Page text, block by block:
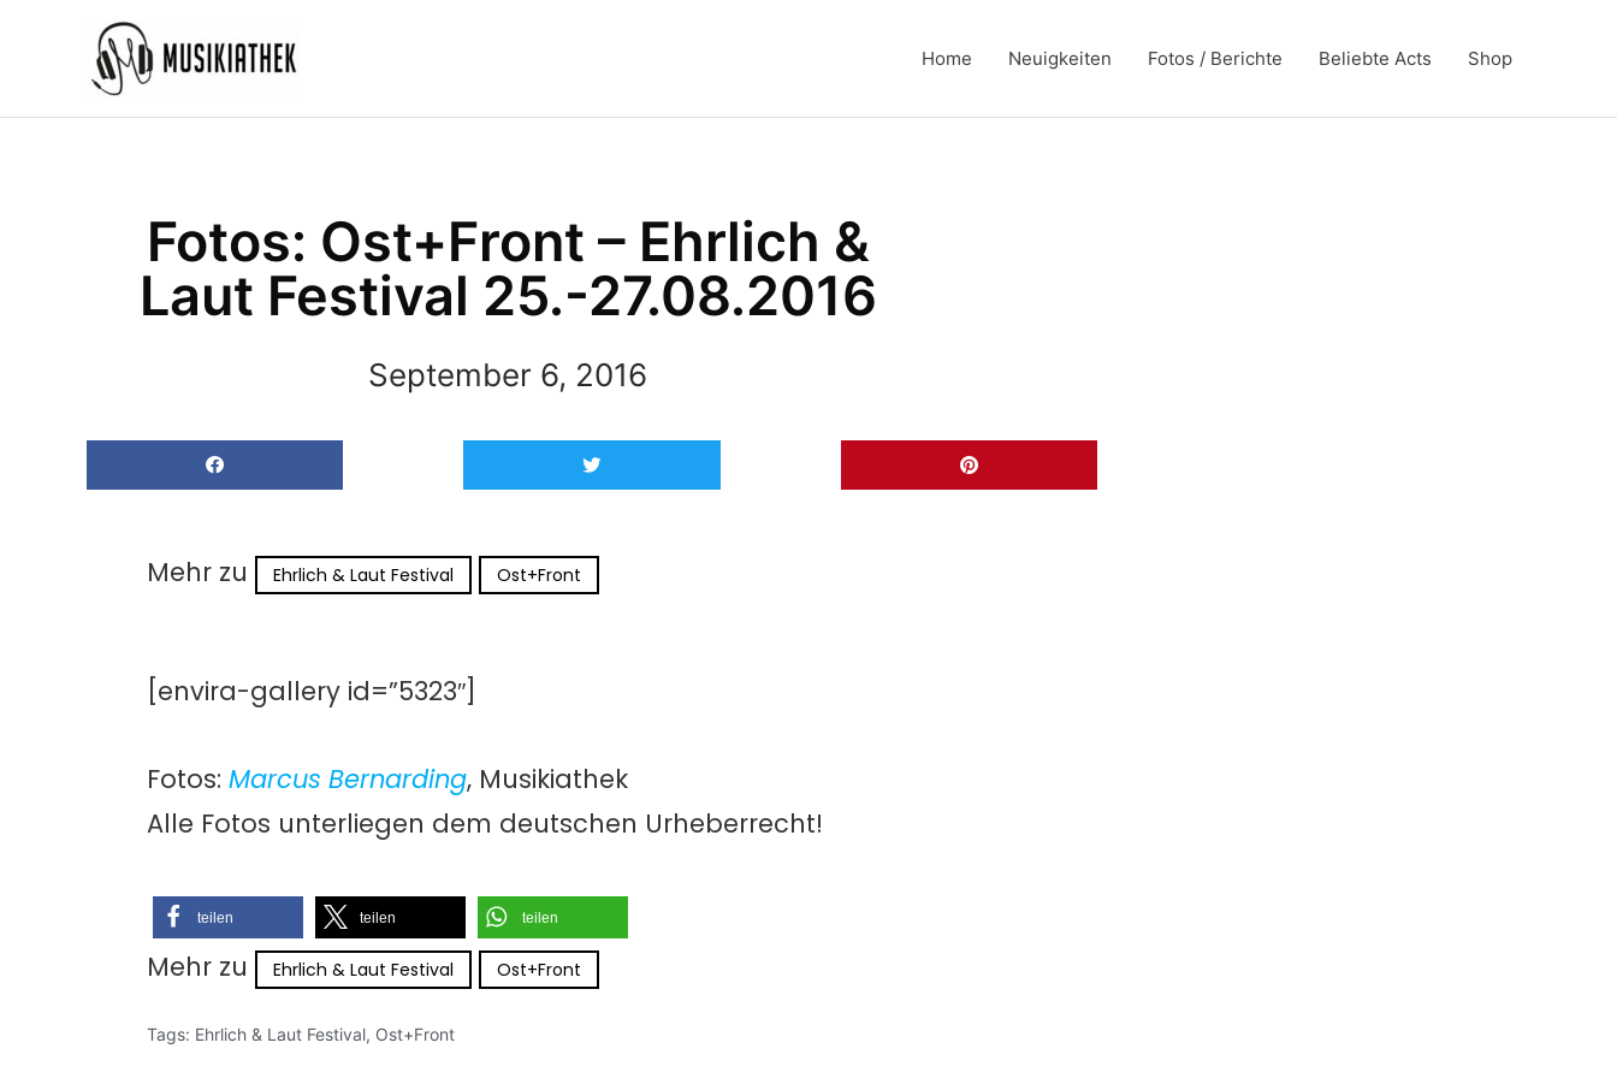
Home Neuigkeiten Fotos / Berichte Beliebte Acts Shop
Fotos: Ost+Front – Ehrlich &
Laut Festival 25.-27.08.2016
September 6, 2016
Mehr zu Ehrlich & Laut Festival Ost+Front
[envira-gallery id=”5323″]
Fotos: Marcus Bernarding, Musikiathek
Alle Fotos unterliegen dem deutschen Urheberrecht!
teilen teilen teilen
Mehr zu Ehrlich & Laut Festival Ost+Front
Tags: Ehrlich & Laut Festival, Ost+Front